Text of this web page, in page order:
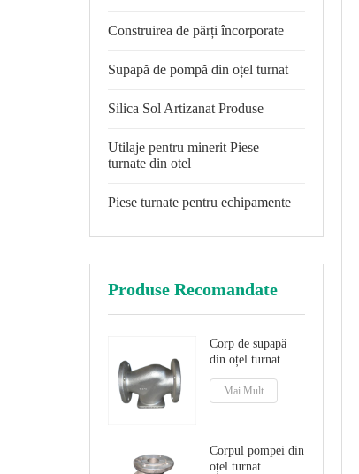
Construirea de părți încorporate
Supapă de pompă din oțel turnat
Silica Sol Artizanat Produse
Utilaje pentru minerit Piese
turnate din otel
Piese turnate pentru echipamente
Produse Recomandate
Corp de supapă
din oțel turnat
Mai Mult
Corpul pompei din
oțel turnat